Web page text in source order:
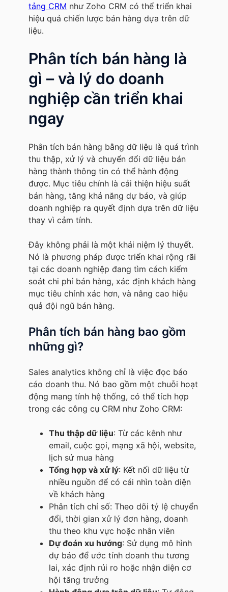
tảng CRM như Zoho CRM có thể triển khai
hiệu quả chiến lược bán hàng dựa trên dữ
liệu.
Phân tích bán hàng là
gì – và lý do doanh
nghiệp cần triển khai
ngay
Phân tích bán hàng bằng dữ liệu là quá trình
thu thập, xử lý và chuyển đổi dữ liệu bán
hàng thành thông tin có thể hành động
được. Mục tiêu chính là cải thiện hiệu suất
bán hàng, tăng khả năng dự báo, và giúp
doanh nghiệp ra quyết định dựa trên dữ liệu
thay vì cảm tính.
Đây không phải là một khái niệm lý thuyết.
Nó là phương pháp được triển khai rộng rãi
tại các doanh nghiệp đang tìm cách kiểm
soát chi phí bán hàng, xác định khách hàng
mục tiêu chính xác hơn, và nâng cao hiệu
quả đội ngũ bán hàng.
Phân tích bán hàng bao gồm
những gì?
Sales analytics không chỉ là việc đọc báo
cáo doanh thu. Nó bao gồm một chuỗi hoạt
động mang tính hệ thống, có thể tích hợp
trong các công cụ CRM như Zoho CRM:
Thu thập dữ liệu: Từ các kênh như
email, cuộc gọi, mạng xã hội, website,
lịch sử mua hàng
Tổng hợp và xử lý: Kết nối dữ liệu từ
nhiều nguồn để có cái nhìn toàn diện
về khách hàng
Phân tích chỉ số: Theo dõi tỷ lệ chuyển
đổi, thời gian xử lý đơn hàng, doanh
thu theo khu vực hoặc nhân viên
Dự đoán xu hướng: Sử dụng mô hình
dự báo để ước tính doanh thu tương
lai, xác định rủi ro hoặc nhận diện cơ
hội tăng trưởng